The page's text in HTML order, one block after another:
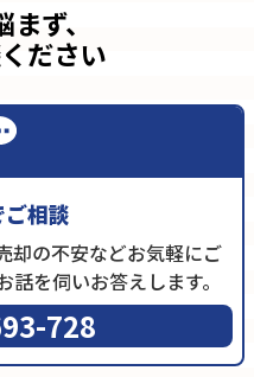
ず、
ださい
ご相談
却の不安などお気軽にご
を伺いお答えします。
728